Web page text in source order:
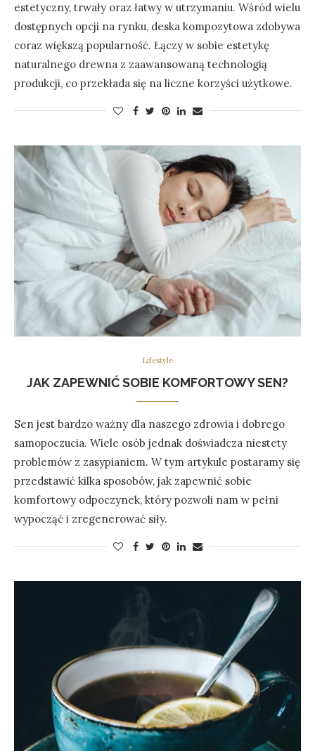
estetyczny, trwały oraz łatwy w utrzymaniu. Wśród wielu
dostępnych opcji na rynku, deska kompozytowa zdobywa
coraz większą popularność. Łączy w sobie estetykę
naturalnego drewna z zaawansowaną technologią
produkcji, co przekłada się na liczne korzyści użytkowe.
Lifestyle
JAK ZAPEWNIĆ SOBIE KOMFORTOWY SEN?
Sen jest bardzo ważny dla naszego zdrowia i dobrego
samopoczucia. Wiele osób jednak doświadcza niestety
problemów z zasypianiem. W tym artykule postaramy się
przedstawić kilka sposobów, jak zapewnić sobie
komfortowy odpoczynek, który pozwoli nam w pełni
wypocząć i zregenerować siły.